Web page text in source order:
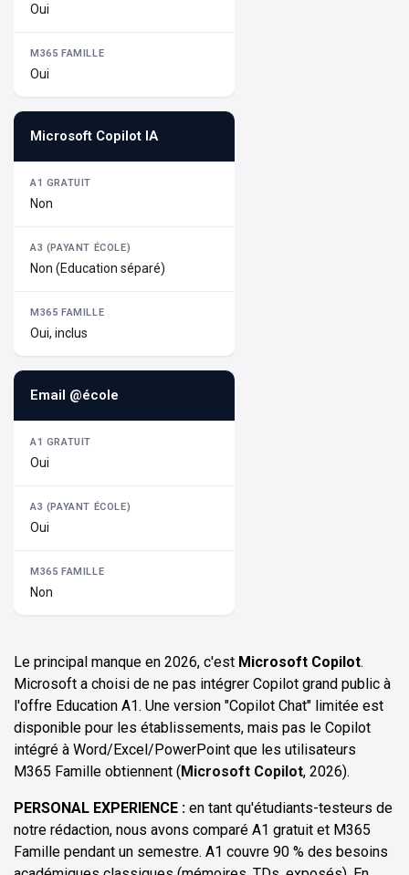
Oui
Oui
Microsoft Copilot IA
Non
Non (Education séparé)
Oui, inclus
Email @école
Oui
Oui
Non
Le principal manque en 2026, c'est Microsoft Copilot.
Microsoft a choisi de ne pas intégrer Copilot grand public à
l'offre Education A1. Une version "Copilot Chat" limitée est
disponible pour les établissements, mais pas le Copilot
intégré à Word/Excel/PowerPoint que les utilisateurs
M365 Famille obtiennent (Microsoft Copilot, 2026).
PERSONAL EXPERIENCE : en tant qu'étudiants-testeurs de
notre rédaction, nous avons comparé A1 gratuit et M365
Famille pendant un semestre. A1 couvre 90 % des besoins